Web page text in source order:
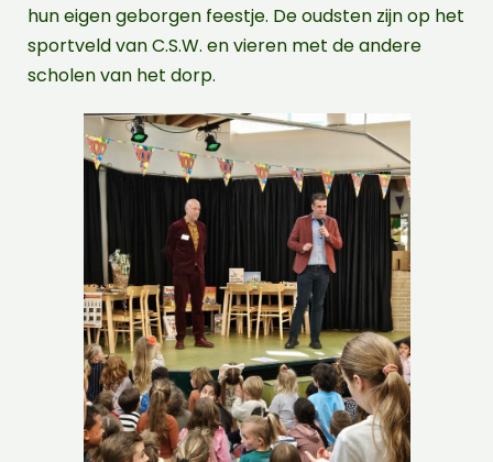
hun eigen geborgen feestje. De oudsten zijn op het
sportveld van C.S.W. en vieren met de andere
scholen van het dorp.